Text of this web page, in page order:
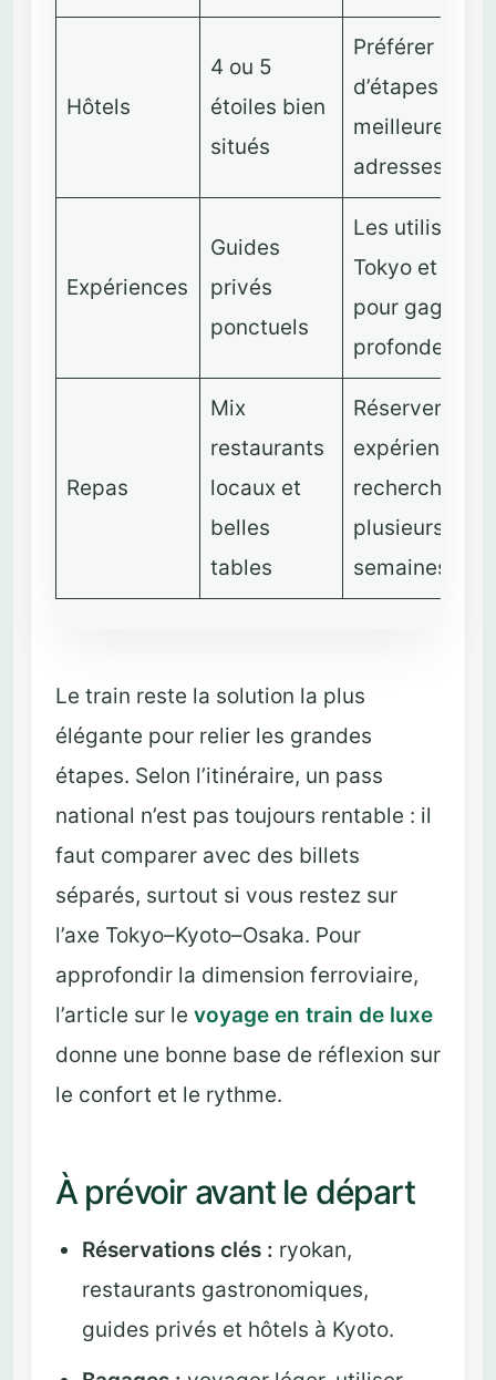
Hôtels
4 ou 5
étoiles bien
situés
Préférer
d’étapes
meilleures
adresses
Expériences
Guides
privés
ponctuels
Les utiliser à
Tokyo et
pour gagner
profondeur
Repas
Mix
restaurants
locaux et
belles
tables
Réserver les
expériences
recherchées
plusieurs
semaines
Le train reste la solution la plus
élégante pour relier les grandes
étapes. Selon l’itinéraire, un pass
national n’est pas toujours rentable : il
faut comparer avec des billets
séparés, surtout si vous restez sur
l’axe Tokyo–Kyoto–Osaka. Pour
approfondir la dimension ferroviaire,
l’article sur le voyage en train de luxe
donne une bonne base de réflexion sur
le confort et le rythme.
À prévoir avant le départ
Réservations clés : ryokan,
restaurants gastronomiques,
guides privés et hôtels à Kyoto.